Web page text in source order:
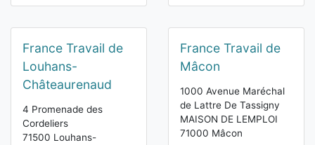
France Travail de
Louhans-
Châteaurenaud
4 Promenade des
Cordeliers
71500 Louhans-
France Travail de
Mâcon
1000 Avenue Maréchal
de Lattre De Tassigny
MAISON DE LEMPLOI
71000 Mâcon